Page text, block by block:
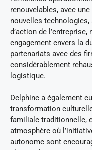
renouvelables, avec
nouvelles
d’action de
engagement envers la
partenariats avec des
considérablement
logistique.
Delphine a également
transformation
familiale traditionnelle,
atmosphère où
autonome sont